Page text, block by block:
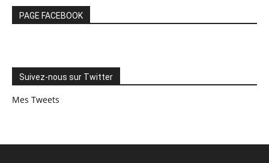
PAGE FACEBOOK
Suivez-nous sur Twitter
Mes Tweets